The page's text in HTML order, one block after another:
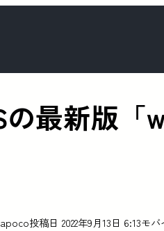
最新版「
投稿日 2022年9月13日 6:13モバ